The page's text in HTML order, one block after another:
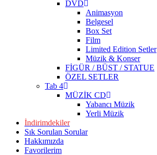
DVD
Animasyon
Belgesel
Box Set
Film
Limited Edition Setler
Müzik & Konser
FİGÜR / BÜST / STATUE
ÖZEL SETLER
Tab 4
MÜZİK CD
Yabancı Müzik
Yerli Müzik
İndirimdekiler
Sık Sorulan Sorular
Hakkımızda
Favorilerim